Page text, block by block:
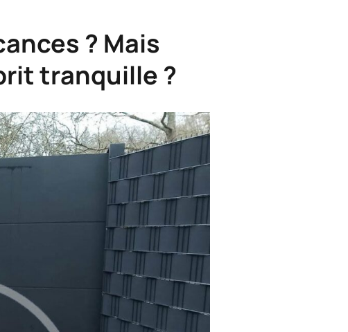
? Mais
tranquille ?